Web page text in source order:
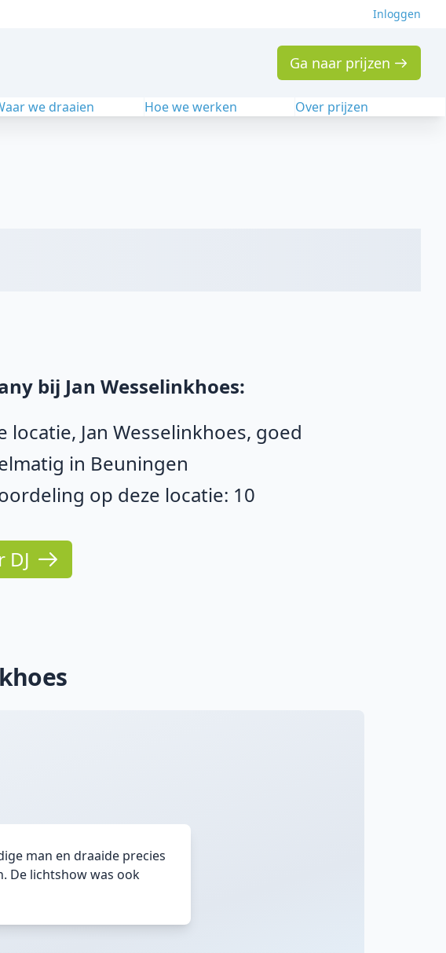
Inloggen
Ga naar prijzen
we draaien Hoe we werken Over prijzen
bij Jan Wesselinkhoes:
locatie, Jan Wesselinkhoes, goed
in Beuningen
op deze locatie: 10
man en draaide precies
De lichtshow was ook